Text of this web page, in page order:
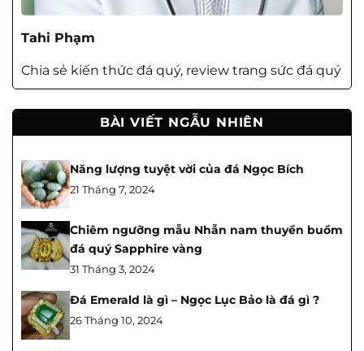
Tahi Phạm
Chia sẻ kiến thức đá quý, review trang sức đá quý
BÀI VIẾT NGẪU NHIÊN
Năng lượng tuyệt vời của đá Ngọc Bích
21 Tháng 7, 2024
Chiêm ngưỡng mẫu Nhẫn nam thuyền buồm
đá quý Sapphire vàng
31 Tháng 3, 2024
Đá Emerald là gì – Ngọc Lục Bảo là đá gì ?
26 Tháng 10, 2024